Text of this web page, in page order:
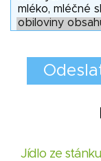
Jídlo ze